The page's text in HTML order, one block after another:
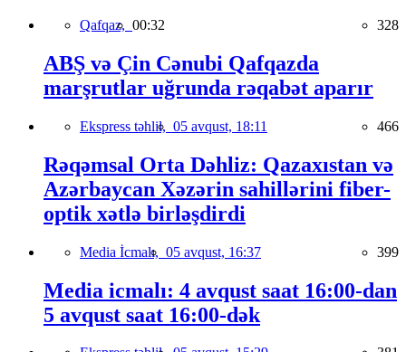
Qafqaz, 00:32 328
ABŞ və Çin Cənubi Qafqazda
marşrutlar uğrunda rəqabət aparır
Ekspress təhlil, 05 avqust, 18:11 466
Rəqəmsal Orta Dəhliz: Qazaxıstan və
Azərbaycan Xəzərin sahillərini fiber-
optik xətlə birləşdirdi
Media İcmalı, 05 avqust, 16:37 399
Media icmalı: 4 avqust saat 16:00-dan
5 avqust saat 16:00-dək